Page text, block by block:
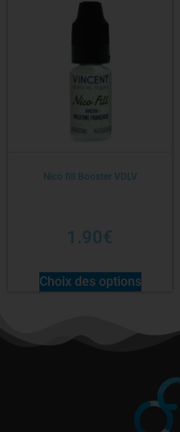
Nico fill Booster VDLV
1.90€
Choix des options